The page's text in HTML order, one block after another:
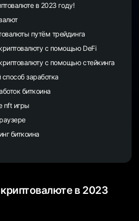
в 2023 году!
путём трейдинга
с помощью DeFi
с помощью стейкинга
заработка
биткоина
nft игры
биткоина
в 2023